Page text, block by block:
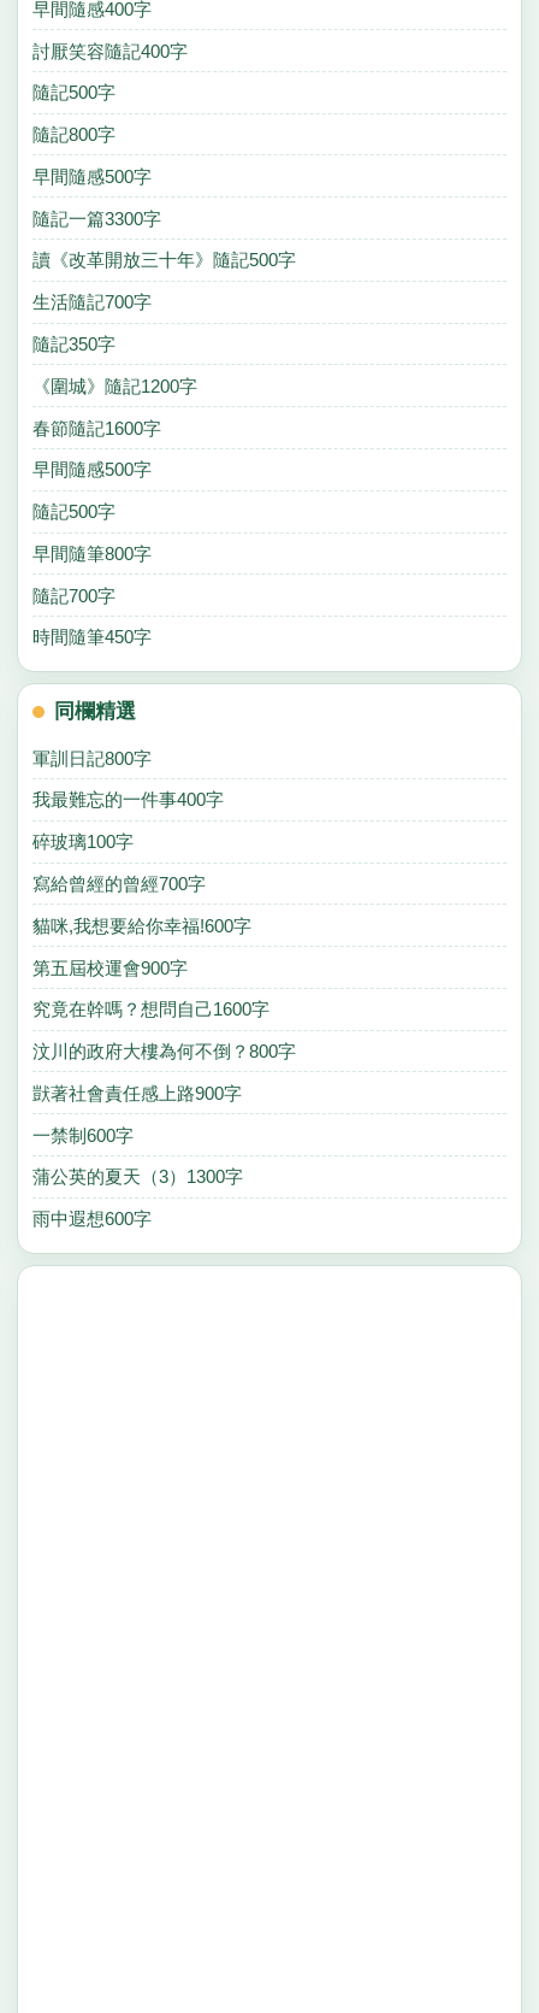
早間隨感400字
討厭笑容隨記400字
隨記500字
隨記800字
早間隨感500字
隨記一篇3300字
讀《改革開放三十年》隨記500字
生活隨記700字
隨記350字
《圍城》隨記1200字
春節隨記1600字
早間隨感500字
隨記500字
早間隨筆800字
隨記700字
時間隨筆450字
同欄精選
軍訓日記800字
我最難忘的一件事400字
碎玻璃100字
寫給曾經的曾經700字
貓咪,我想要給你幸福!600字
第五屆校運會900字
究竟在幹嗎？想問自己1600字
汶川的政府大樓為何不倒？800字
獃著社會責任感上路900字
一禁制600字
蒲公英的夏天（3）1300字
雨中遐想600字